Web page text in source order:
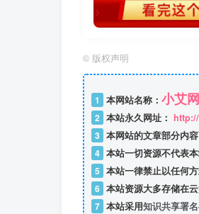
© 版权声明
1 本网站名称： 小艾
2 本站永久网址：
3 本网站的文章部分内
4 本站一切资源不代表
5 本站一律禁止以任何
6 本站资源大多存储在
7 本站采用知识共享署